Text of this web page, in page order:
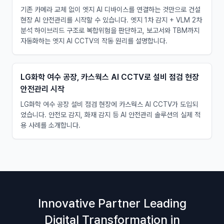
기존 카메라 교체 없이 엣지 AI 디바이스를 연결하는 것만으로 건설
현장 AI 안전관리를 시작할 수 있습니다. 엣지 1차 감지 + VLM 2차
분석 하이브리드 구조로 복합위험을 판단하고, 보고서와 TBM까지
자동화하는 엣지 AI CCTV의 작동 원리를 설명합니다.
LG화학 여수 공장, 카스웍스 AI CCTV로 설비 점검 현장
안전관리 시작
LG화학 여수 공장 설비 점검 현장에 카스웍스 AI CCTV가 도입되
었습니다. 안전모 감지, 화재 감지 등 AI 안전관리 솔루션의 실제 적
용 사례를 소개합니다.
Innovative Partner Leading
Digital Transformation in